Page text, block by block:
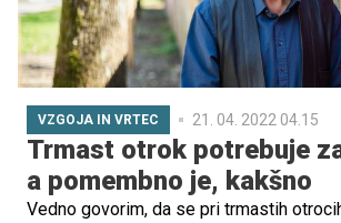
VZGOJA IN VRTEC 21. 04. 2022 04.15
Trmast otrok potrebuje
a pomembno je, kakšno
Vedno govorim, da se pri trmastih